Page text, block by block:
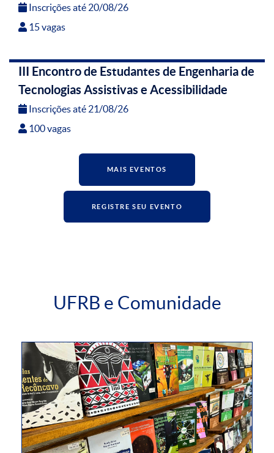
Inscrições até 20/08/26
15 vagas
III Encontro de Estudantes de Engenharia de
Tecnologias Assistivas e Acessibilidade
Inscrições até 21/08/26
100 vagas
MAIS EVENTOS
REGISTRE SEU EVENTO
UFRB e Comunidade